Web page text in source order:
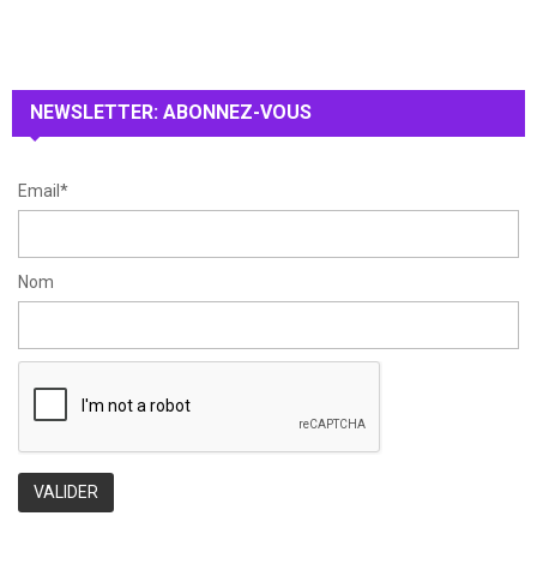
:
NEWSLETTER: ABONNEZ-VOUS
Email*
Nom